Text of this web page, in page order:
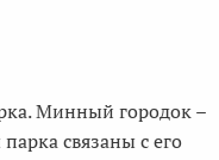
Минный городок –
связаны с его